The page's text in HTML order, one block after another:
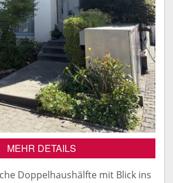
MEHR DETAILS
Doppelhaushälfte mit Blick ins